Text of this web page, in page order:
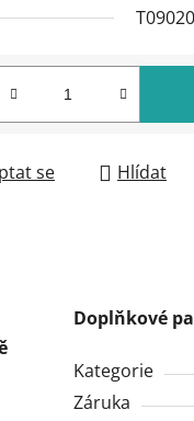
se Hlídat
Doplňkové
Kategorie
Záruka